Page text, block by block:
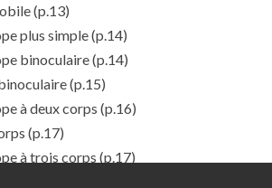
(p.13)
plus simple(p.14)
binoculaire(p.14)
(p.15)
à deux corps (p.16)
(p.17)
à trois corps (p.17)